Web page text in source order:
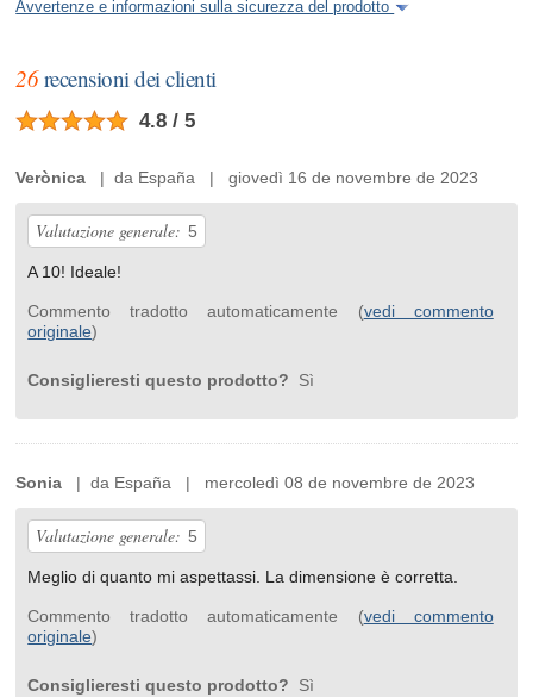
Avvertenze e informazioni sulla sicurezza del prodotto
26recensioni dei clienti
4.8 / 5
Verònica | da España | giovedì 16 de novembre de 2023
Valutazione generale: 5
A 10! Ideale!
Commento tradotto automaticamente (vedi commento
originale)
Consiglieresti questo prodotto? Sì
Sonia | da España | mercoledì 08 de novembre de 2023
Valutazione generale: 5
Meglio di quanto mi aspettassi. La dimensione è corretta.
Commento tradotto automaticamente (vedi commento
originale)
Consiglieresti questo prodotto? Sì